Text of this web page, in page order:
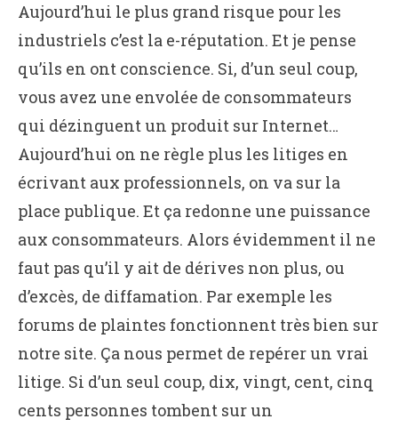
Aujourd’hui le plus grand risque pour les
industriels c’est la e-réputation. Et je pense
qu’ils en ont conscience. Si, d’un seul coup,
vous avez une envolée de consommateurs
qui dézinguent un produit sur Internet…
Aujourd’hui on ne règle plus les litiges en
écrivant aux professionnels, on va sur la
place publique. Et ça redonne une puissance
aux consommateurs. Alors évidemment il ne
faut pas qu’il y ait de dérives non plus, ou
d’excès, de diffamation. Par exemple les
forums de plaintes fonctionnent très bien sur
notre site. Ça nous permet de repérer un vrai
litige. Si d’un seul coup, dix, vingt, cent, cinq
cents personnes tombent sur un